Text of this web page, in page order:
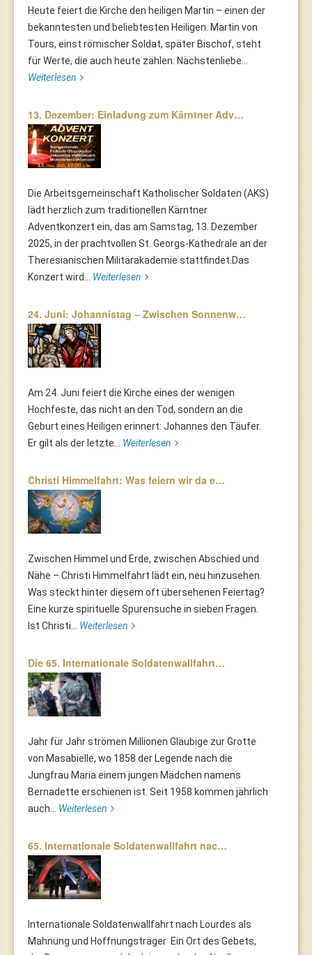
Heute feiert die Kirche den heiligen Martin – einen der
bekanntesten und beliebtesten Heiligen. Martin von
Tours, einst römischer Soldat, später Bischof, steht
für Werte, die auch heute zählen: Nächstenliebe...
Weiterlesen
13. Dezember: Einladung zum Kärntner Adv…
Die Arbeitsgemeinschaft Katholischer Soldaten (AKS)
lädt herzlich zum traditionellen Kärntner
Adventkonzert ein, das am Samstag, 13. Dezember
2025, in der prachtvollen St. Georgs-Kathedrale an der
Theresianischen Militärakademie stattfindet.Das
Konzert wird... Weiterlesen
24. Juni: Johannistag – Zwischen Sonnenw…
Am 24. Juni feiert die Kirche eines der wenigen
Hochfeste, das nicht an den Tod, sondern an die
Geburt eines Heiligen erinnert: Johannes den Täufer.
Er gilt als der letzte... Weiterlesen
Christi Himmelfahrt: Was feiern wir da e…
Zwischen Himmel und Erde, zwischen Abschied und
Nähe – Christi Himmelfahrt lädt ein, neu hinzusehen.
Was steckt hinter diesem oft übersehenen Feiertag?
Eine kurze spirituelle Spurensuche in sieben Fragen.
Ist Christi... Weiterlesen
Die 65. Internationale Soldatenwallfahrt…
Jahr für Jahr strömen Millionen Gläubige zur Grotte
von Masabielle, wo 1858 der Legende nach die
Jungfrau Maria einem jungen Mädchen namens
Bernadette erschienen ist. Seit 1958 kommen jährlich
auch... Weiterlesen
65. Internationale Soldatenwallfahrt nac…
Internationale Soldatenwallfahrt nach Lourdes als
Mahnung und Hoffnungsträger Ein Ort des Gebets,